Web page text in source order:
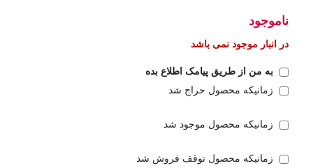
ناموجود
در انبار موجود نمی باشد
به من از طریق پیامک اطلاع بده
زمانیکه محصول حراج شد
زمانیکه محصول موجود شد
زمانیکه محصول توقف فروش شد